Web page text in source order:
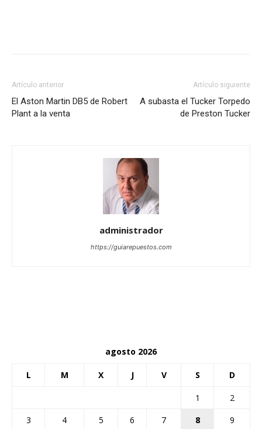
Artículo anterior
El Aston Martin DB5 de Robert
Plant a la venta
Artículo siguiente
A subasta el Tucker Torpedo
de Preston Tucker
administrador
https://guiarepuestos.com
agosto 2026
L M X J V S D
1
2
3
4 5 6 7 8
9